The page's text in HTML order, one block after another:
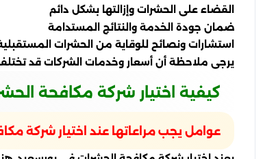
القضاء على الحشرات وإزالتها بشكل دائم
ضمان جودة الخدمة والنتائج المستدامة
استشارات ونصائح للوقاية من الحشرات
يرجى ملاحظة أن أسعار وخدمات الشركات قد
كيفية اختيار شركة مكافحة
عوامل يجب مراعاتها عند اختيار شركة